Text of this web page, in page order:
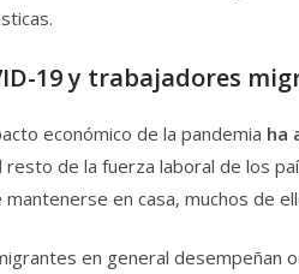
19 y trabajadores
económico de la pandemia ha
resto de la fuerza laboral de los
mantenerse en casa, muchos de
en general desempeñan